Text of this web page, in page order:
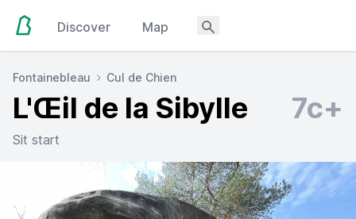
Discover Map
Fontainebleau Cul de Chien
L'Œil de la Sibylle 7c+
Sit start